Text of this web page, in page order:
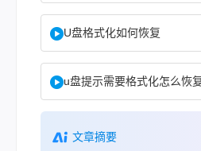
U盘格式化如何恢复
u盘提示需要格式化怎么恢
文章摘要